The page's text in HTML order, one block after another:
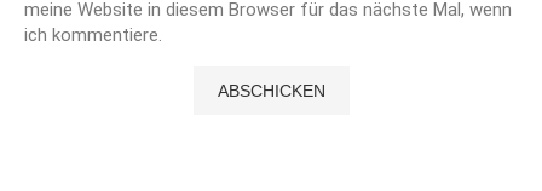
meine Website in diesem Browser für das nächste Mal, wenn
ich kommentiere.